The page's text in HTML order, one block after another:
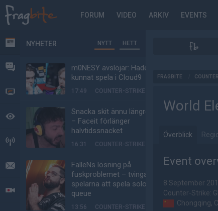
FORUM VIDEO ARKIV EVENTS
NYHETER
FORUM
VIDEO
BEVAKAT
HÄNDELSER
MEDDELANDEN
LIVESÄNDNINGAR
NYHETER NYTT HETT
m0NESY avslöjar: Hade
kunnat spela i Cloud9
17:49 COUNTER-STRIKE
Snacka skit ännu längre
– Faceit förlänger
halvtidssnacket
16:31 COUNTER-STRIKE
FalleNs lösning på
fuskproblemet – tvinga
spelarna att spela solo-
queue
13:56 COUNTER-STRIKE
FRAGBITE
World
Överblick
Event
8 September
Counter-Strike:
Chongqing,